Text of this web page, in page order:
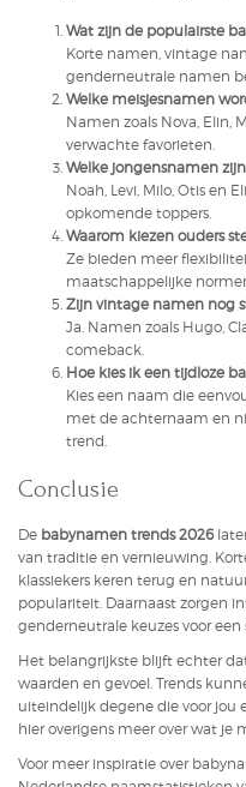
Wat zijn de populairste
Korte namen, vintage
genderneutrale namen
Welke meisjesnamen
Namen zoals Nova, Elin,
verwachte favorieten.
Welke jongensnamen
Noah, Levi, Milo, Otis en
opkomende toppers.
Waarom kiezen ouders
Ze bieden meer
maatschappelijke
Zijn vintage namen nog
Ja. Namen zoals Hugo,
comeback.
Hoe kies ik een tijdloze
Kies een naam die
met de achternaam en
trend.
Conclusie
De babynamen trends 2026
van traditie en vernieuwing.
klassiekers keren terug en
populariteit. Daarnaast zorgen
genderneutrale keuzes voor
Het belangrijkste blijft echter
waarden en gevoel. Trends
uiteindelijk degene die voor jou
hier overigens meer over wat je
Voor meer inspiratie over